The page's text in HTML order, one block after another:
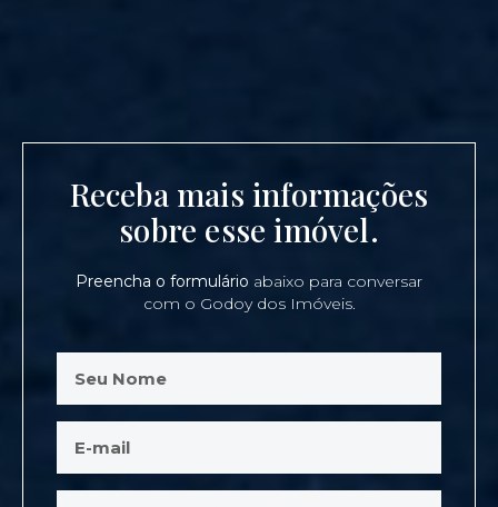
Receba mais informações
sobre esse imóvel.
Preencha o formulário abaixo para conversar
com o Godoy dos Imóveis.